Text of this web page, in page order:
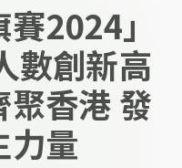
2024」
數創新高
香港 發
力量